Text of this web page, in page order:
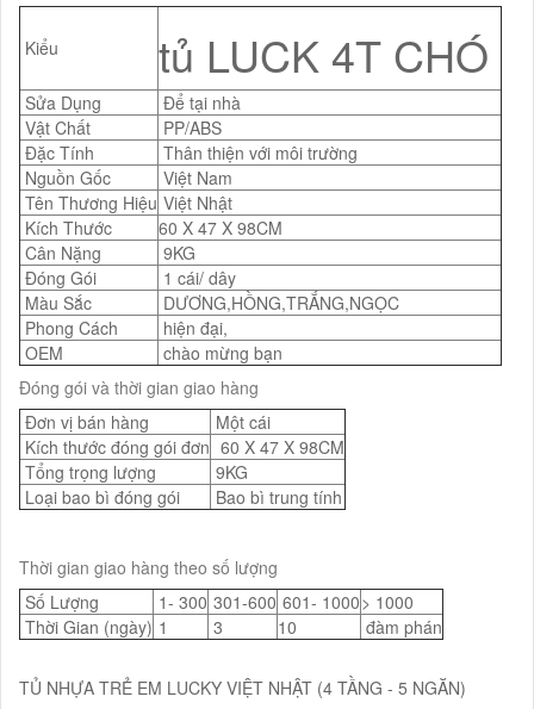
Kiểu tủ LUCK 4T CHÓ
Sửa Dụng
Để tại nhà
Vật Chất
PP/ABS
Đặc Tính
Thân thiện với môi trường
Nguồn Gốc
Việt Nam
Tên Thương Hiệu Việt Nhật
Kích Thước
60 X 47 X 98CM
Cân Nặng
9KG
Đóng Gói
1 cái/ dây
Màu Sắc
DƯƠNG,HỒNG,TRẮNG,NGỌC
Phong Cách
hiện đại,
OEM
chào mừng bạn
Đóng gói và thời gian giao hàng
Đơn vị bán hàng
Một cái
Kích thước đóng gói đơn 60 X 47 X 98CM
Tổng trọng lượng
9KG
Loại bao bì đóng gói
Bao bì trung tính
Thời gian giao hàng theo số lượng
Số Lượng
1- 300 301-600 601- 1000> 1000
Thời Gian (ngày) 1 3 10 đàm phán
TỦ NHỰA TRẺ EM LUCKY VIỆT NHẬT (4 TẦNG - 5 NGĂN)